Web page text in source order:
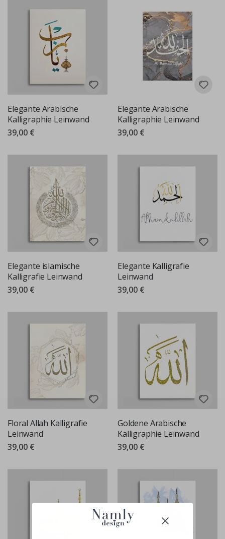
Elegante Arabische
Kalligraphie Leinwand
39,00 €
Elegante Arabische
Kalligraphie Leinwand
39,00 €
Elegante islamische
Kalligrafie Leinwand
39,00 €
Elegante Kalligrafie
Leinwand
39,00 €
Floral Allah Kalligrafie
Leinwand
39,00 €
Goldene Arabische
Kalligraphie Leinwand
39,00 €